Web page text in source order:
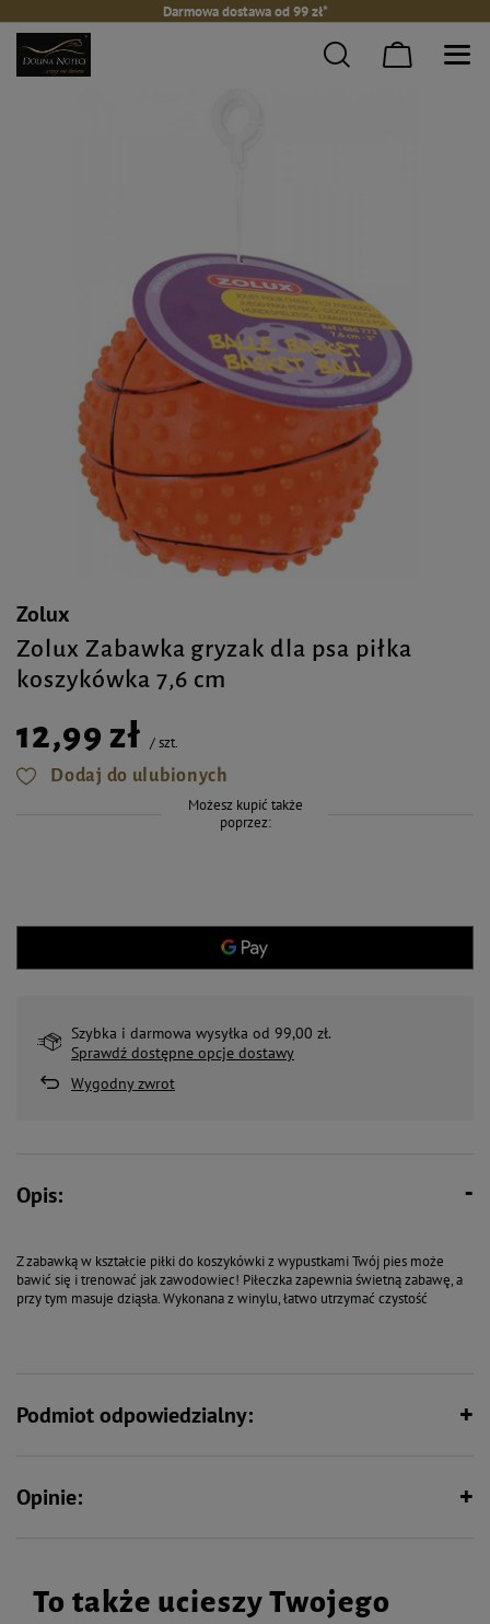
Darmowa dostawa od 99 zł*
Zolux
Zolux Zabawka gryzak dla psa piłka
koszykówka 7,6 cm
12,99 zł /szt.
Dodaj do ulubionych
Możesz kupić także
poprzez:
Szybka i darmowa wysyłka od 99,00 zł.
Sprawdź dostępne opcje dostawy
Wygodny zwrot
Opis:
Z zabawką w kształcie piłki do koszykówki z wypustkami Twój pies może
bawić się i trenować jak zawodowiec! Piłeczka zapewnia świetną zabawę, a
przy tym masuje dziąsła. Wykonana z winylu, łatwo utrzymać czystość
Podmiot odpowiedzialny:
Opinie:
To także ucieszy Twojego